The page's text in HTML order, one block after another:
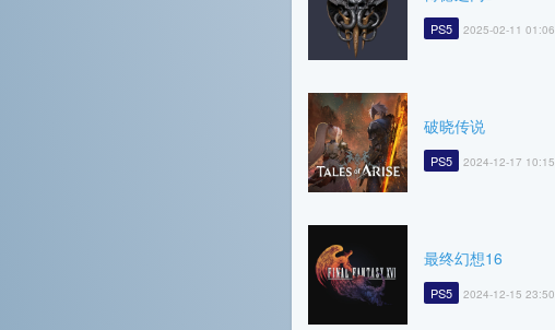
PS5 2025-02-11 01:06
破晓传说
PS5 2024-12-17 10:15
最终幻想16
PS5 2024-12-15 23:50